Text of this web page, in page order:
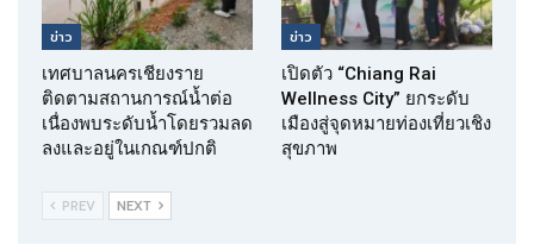
ข่าว
เทศบาลนครเชียงราย
ติดตามสถานการณ์น้ำต่อ
เนื่องพบระดับน้ำโดยรวมลด
ลงและอยู่ในเกณฑ์ปกติ
ข่าว
เปิดตัว “Chiang Rai
Wellness City” ยกระดับ
เมืองสู่จุดหมายท่องเที่ยวเชิง
สุขภาพ
PREV NEXT